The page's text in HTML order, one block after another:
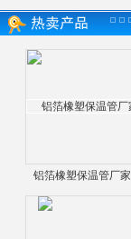
铝箔橡塑保温管厂家